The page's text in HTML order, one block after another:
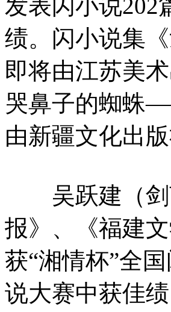
发表闪小说202
绩。闪小说集
即将由江苏美
哭鼻子的蜘蛛
由新疆文化出
吴跃建（剑
报》、《福建
获“湘情杯”全
说大赛中获佳